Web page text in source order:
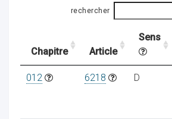
rechercher
Chapitre Article
Sens
012 6218 D